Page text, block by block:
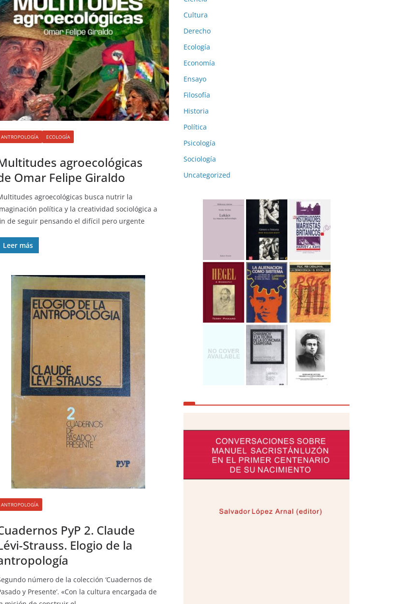
ANTROPOLOGÍA ECOLOGÍA
agroecológicas
Omar Felipe Giraldo
agroecológicas busca nutrir la
política y la creatividad sociológica a
de seguir pensando el difícil pero urgente
Leer más
ANTROPOLOGÍA
PyP 2. Claude
Strauss. Elogio de la
número de la colección ‘Cuadernos de
y Presente’. «Con la cultura encargada de
Cultura
Derecho
Ecología
Economía
Ensayo
Filosofía
Historia
Política
Psicología
Sociología
Uncategorized